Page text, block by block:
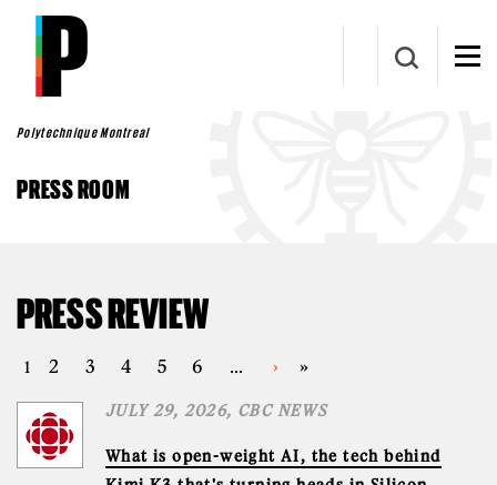
Skip to main content
Polytechnique Montreal
PRESS ROOM
PRESS REVIEW
PAGES
1 2 3 4 5 6 … › »
JULY 29, 2026, CBC NEWS
What is open-weight AI, the tech behind